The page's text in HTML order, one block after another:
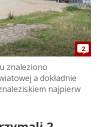
2
znaleziono
a dokładnie
najpierw